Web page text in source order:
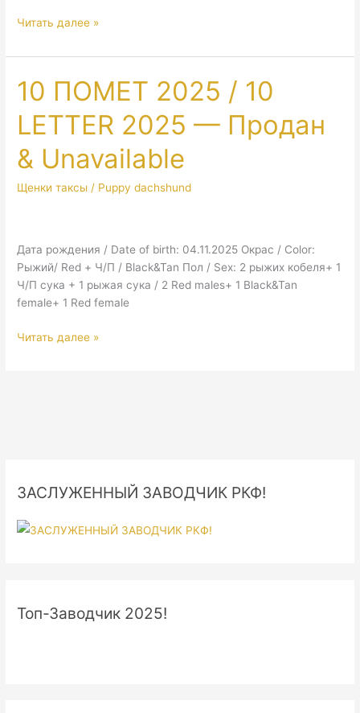
Moscow.
2025
Читать далее »
10 ПОМЕТ 2025 / 10
LETTER 2025 — Продан
& Unavailable
Щенки таксы / Puppy dachshund
Дата рождения / Date of birth: 04.11.2025 Окрас / Color:
Рыжий/ Red + Ч/П / Black&Tan Пол / Sex: 2 рыжих кобеля+ 1
Ч/П сука + 1 рыжая сука / 2 Red males+ 1 Black&Tan
female+ 1 Red female
10
&
Читать далее »
ЗАСЛУЖЕННЫЙ ЗАВОДЧИК РКФ!
Топ-Заводчик 2025!